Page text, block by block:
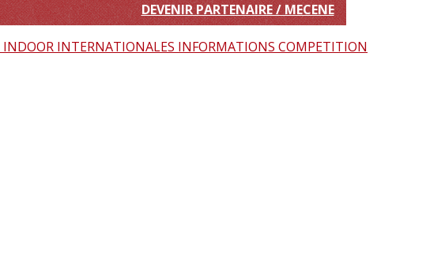
DEVENIR PARTENAIRE / MECENE
INDOOR INTERNATIONALES INFORMATIONS COMPETITION